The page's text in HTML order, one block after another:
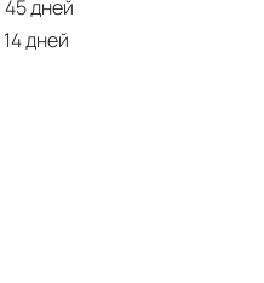
45 дней
14 дней